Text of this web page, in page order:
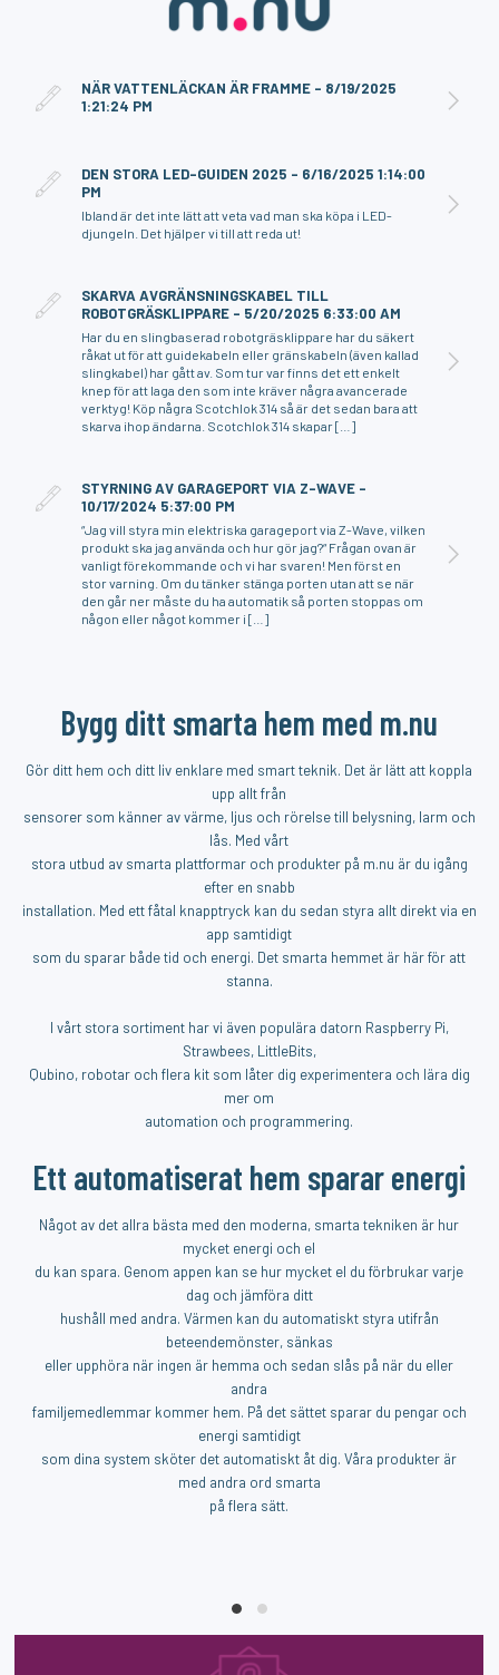
NÄR VATTENLÄCKAN ÄR FRAMME - 8/19/2025
1:21:24 PM
DEN STORA LED-GUIDEN 2025 - 6/16/2025 1:14:00
PM
Ibland är det inte lätt att veta vad man ska köpa i LED-
djungeln. Det hjälper vi till att reda ut!
SKARVA AVGRÄNSNINGSKABEL TILL
ROBOTGRÄSKLIPPARE - 5/20/2025 6:33:00 AM
Har du en slingbaserad robotgräsklippare har du säkert
råkat ut för att guidekabeln eller gränskabeln (även kallad
slingkabel) har gått av. Som tur var finns det ett enkelt
knep för att laga den som inte kräver några avancerade
verktyg! Köp några Scotchlok 314 så är det sedan bara att
skarva ihop ändarna. Scotchlok 314 skapar […]
STYRNING AV GARAGEPORT VIA Z-WAVE -
10/17/2024 5:37:00 PM
“Jag vill styra min elektriska garageport via Z-Wave, vilken
produkt ska jag använda och hur gör jag?“ Frågan ovan är
vanligt förekommande och vi har svaren! Men först en
stor varning. Om du tänker stänga porten utan att se när
den går ner måste du ha automatik så porten stoppas om
någon eller något kommer i […]
Bygg ditt smarta hem med m.nu
Gör ditt hem och ditt liv enklare med smart teknik. Det är lätt att koppla
upp allt från
sensorer som känner av värme, ljus och rörelse till belysning, larm och
lås. Med vårt
stora utbud av smarta plattformar och produkter på m.nu är du igång
efter en snabb
installation. Med ett fåtal knapptryck kan du sedan styra allt direkt via en
app samtidigt
som du sparar både tid och energi. Det smarta hemmet är här för att
stanna.
I vårt stora sortiment har vi även populära datorn Raspberry Pi,
Strawbees, LittleBits,
Qubino, robotar och flera kit som låter dig experimentera och lära dig
mer om
automation och programmering.
Ett automatiserat hem sparar energi
Något av det allra bästa med den moderna, smarta tekniken är hur
mycket energi och el
du kan spara. Genom appen kan se hur mycket el du förbrukar varje
dag och jämföra ditt
hushåll med andra. Värmen kan du automatiskt styra utifrån
beteendemönster, sänkas
eller upphöra när ingen är hemma och sedan slås på när du eller
andra
familjemedlemmar kommer hem. På det sättet sparar du pengar och
energi samtidigt
som dina system sköter det automatiskt åt dig. Våra produkter är
med andra ord smarta
på flera sätt.